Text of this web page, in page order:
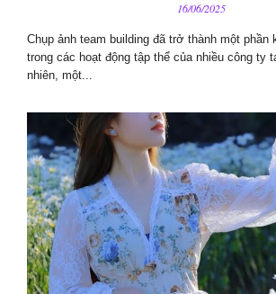
16/06/2025
Chụp ảnh team building đã trở thành một phần
trong các hoạt động tập thể của nhiều công ty
nhiên, một...